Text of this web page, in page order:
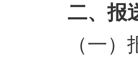
二、报
（一